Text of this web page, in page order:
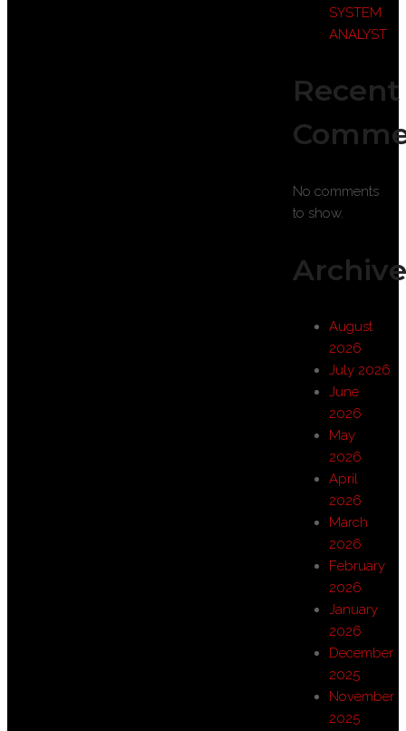
SYSTEM
ANALYST
Recent
No comments
to show.
August
2026
July 2026
June
2026
May
2026
April
2026
March
2026
February
2026
January
2026
December
2025
November
2025